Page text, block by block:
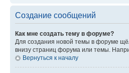
Создание сообщений
Как мне создать тему в форуме?
Для создания новой темы в форуме
внизу страниц форума или темы.
Вернуться к началу